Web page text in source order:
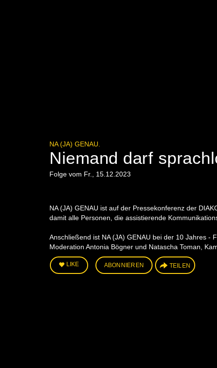
NA (JA) GENAU.
Niemand darf
Folge vom Fr., 15.12.2023
NA (JA) GENAU ist auf der Pressekonferenz der
damit alle Personen, die assistierende
Anschließend ist NA (JA) GENAU bei der 10 Jahres -
Moderation Antonia Bögner und Natascha Toman,
LIKE ABONNIEREN TEILEN